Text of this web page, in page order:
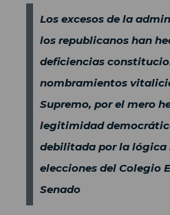
Los excesos de la
los republicanos han
deficiencias
nombramientos
Supremo, por el mero
legitimidad
debilitada por la lógica
elecciones del Colegio
Senado